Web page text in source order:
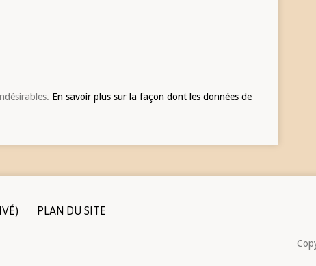
En savoir plus sur la façon dont les données de
PLAN DU SITE